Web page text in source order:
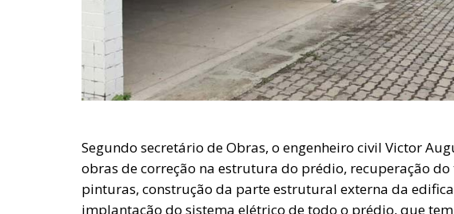
Segundo secretário de Obras, o engenheiro civil Victor
obras de correção na estrutura do prédio, recuperação
pinturas, construção da parte estrutural externa da
implantação do sistema elétrico de todo o prédio, que